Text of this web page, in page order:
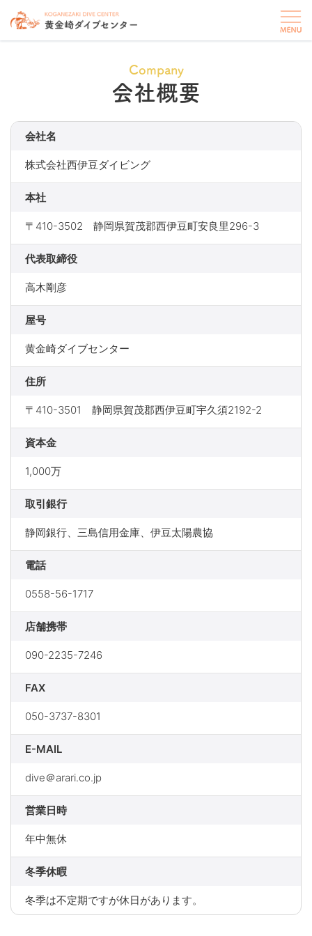
Company
会社概要
会社名
株式会社西伊豆ダイビング
本社
〒410-3502 静岡県賀茂郡西伊豆町安良里296-3
代表取締役
高木剛彦
屋号
黄金崎ダイブセンター
住所
〒410-3501 静岡県賀茂郡西伊豆町宇久須2192-2
資本金
1,000万
取引銀行
静岡銀行、三島信用金庫、伊豆太陽農協
電話
0558-56-1717
店舗携帯
090-2235-7246
FAX
050-3737-8301
E-MAIL
dive＠arari.co.jp
営業日時
年中無休
冬季休暇
冬季は不定期ですが休日があります。